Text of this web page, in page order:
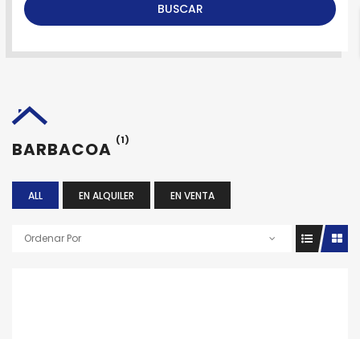
BUSCAR
BARBACOA (1)
ALL EN ALQUILER EN VENTA
Ordenar Por